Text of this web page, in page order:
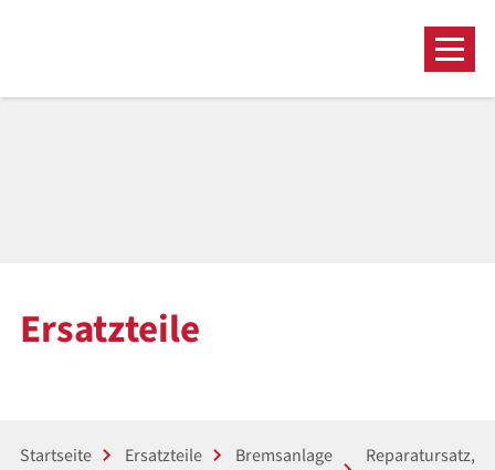
Ersatzteile
Startseite Ersatzteile Bremsanlage
Reparatursatz,